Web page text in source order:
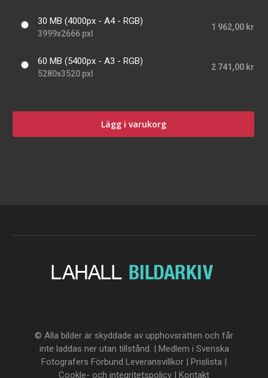
30 MB (4000px - A4 - RGB)
3999x2666 pxl
1 962,00 kr
60 MB (5400px - A3 - RGB)
5280x3520 pxl
2 741,00 kr
Lägg i varukorg
© Alla bilder är skyddade av upphovsrätten och får
inte laddas ner utan tillstånd. | Medlem i Svenska
Fotografers Förbund Leveransvillkor | Prislista |
Cookle- och integritetspolicy | Kontakt